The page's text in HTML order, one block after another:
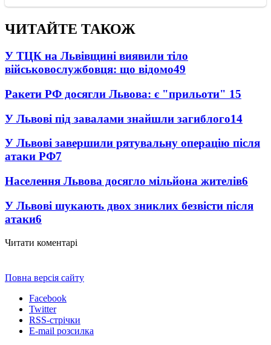
ЧИТАЙТЕ ТАКОЖ
У ТЦК на Львівщині виявили тіло
військовослужбовця: що відомо49
Ракети РФ досягли Львова: є "прильоти" 15
У Львові під завалами знайшли загиблого14
У Львові завершили рятувальну операцію після
атаки РФ7
Населення Львова досягло мільйона жителів6
У Львові шукають двох зниклих безвісти після
атаки6
Читати коментарі
Повна версія сайту
Facebook
Twitter
RSS-стрічки
E-mail розсилка